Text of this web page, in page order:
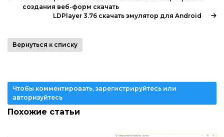
создания веб-форм скачать
LDPlayer 3.76 скачать эмулятор для Android
Вернуться к списку
Чтобы комментировать, зарегистрируйтесь или
авторизуйтесь
Похожие статьи